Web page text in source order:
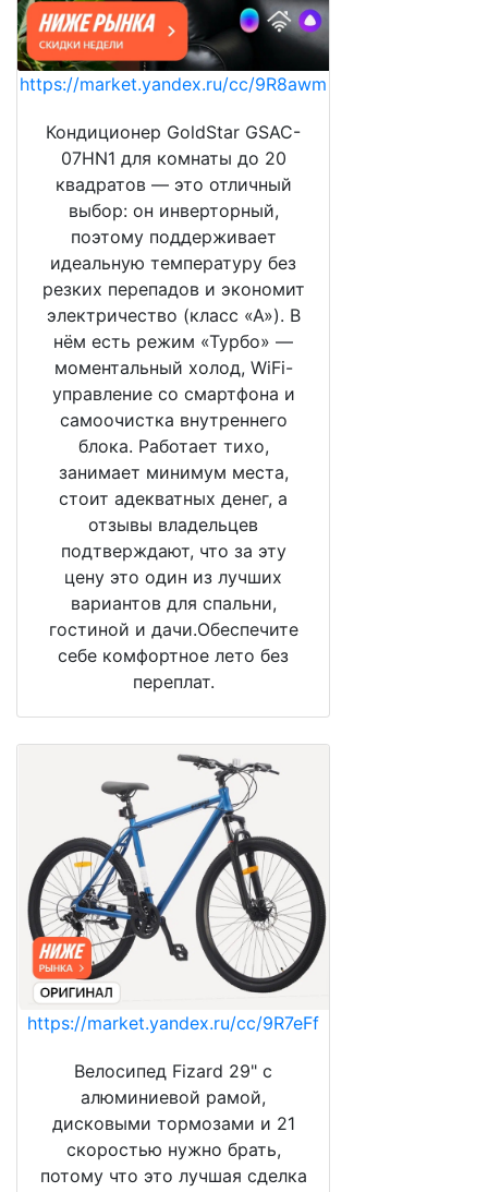
https://market.yandex.ru/cc/9R8awm
Кондиционер GoldStar GSAC-
07HN1 для комнаты до 20
квадратов — это отличный
выбор: он инверторный,
поэтому поддерживает
идеальную температуру без
резких перепадов и экономит
электричество (класс «А»). В
нём есть режим «Турбо» —
моментальный холод, WiFi-
управление со смартфона и
самоочистка внутреннего
блока. Работает тихо,
занимает минимум места,
стоит адекватных денег, а
отзывы владельцев
подтверждают, что за эту
цену это один из лучших
вариантов для спальни,
гостиной и дачи.Обеспечите
себе комфортное лето без
переплат.
https://market.yandex.ru/cc/9R7eFf
Велосипед Fizard 29" с
алюминиевой рамой,
дисковыми тормозами и 21
скоростью нужно брать,
потому что это лучшая сделка